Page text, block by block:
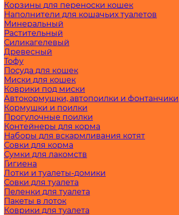
Корзины для переноски кошек
Наполнители для кошачьих туалетов
Минеральный
Растительный
Силикагелевый
Древесный
Тофу
Посуда для кошек
Миски для кошек
Коврики под миски
Автокормушки, автопоилки и фонтанчики
Кормушки и поилки
Прогулочные поилки
Контейнеры для корма
Наборы для вскармливания котят
Совки для корма
Сумки для лакомств
Гигиена
Лотки и туалеты-домики
Совки для туалета
Пеленки для туалета
Пакеты в лоток
Коврики для туалета